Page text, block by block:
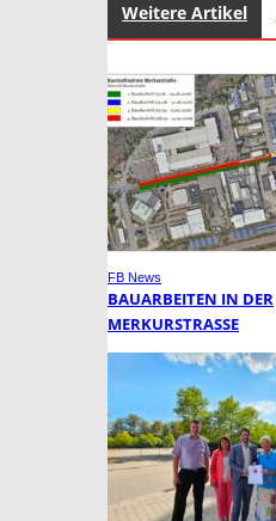
Weitere Artikel
FB News
BAUARBEITEN IN DER
MERKURSTRASSE